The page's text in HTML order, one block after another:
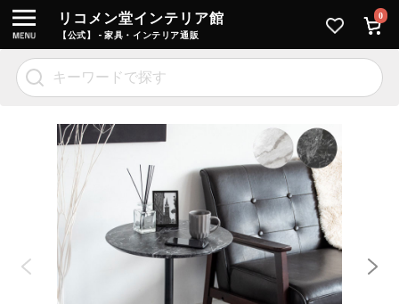
リコメン堂インテリア館
【公式】 - 家具・インテリア通販
0